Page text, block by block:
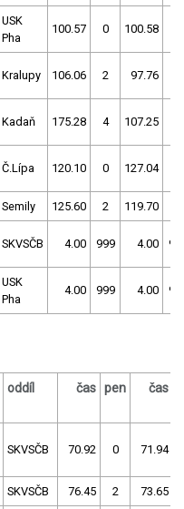
USK
Pha
100.57 0 100.58
Kralupy 106.06 2 97.76
Kadaň 175.28 4 107.25
Č.Lípa 120.10 0 127.04
Semily 125.60 2 119.70
SKVSČB 4.00 999 4.00
USK
Pha
4.00 999 4.00
oddíl čas pen čas
SKVSČB 70.92 0 71.94
SKVSČB 76.45 2 73.65